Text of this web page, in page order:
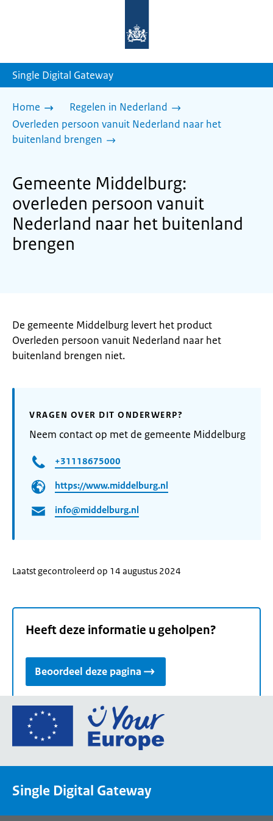
homepage
Single Digital Gateway
Home
Regelen in Nederland
Overleden persoon vanuit Nederland naar het
buitenland brengen
Gemeente Middelburg:
overleden persoon vanuit
Nederland naar het buitenland
brengen
De gemeente Middelburg levert het product
Overleden persoon vanuit Nederland naar het
buitenland brengen niet.
VRAGEN OVER DIT ONDERWERP?
Neem contact op met de gemeente Middelburg
+31118675000
https://www.middelburg.nl
info@middelburg.nl
Laatst gecontroleerd op 14 augustus 2024
Heeft deze informatie u geholpen?
Beoordeel deze pagina
Ga
de
Single Digital Gateway